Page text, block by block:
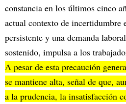
constancia en los últimos cinco
actual contexto de incertidumbre
persistente y una demanda
sostenido, impulsa a los
A pesar de esta precaución
se mantiene alta, señal de que,
a la prudencia, la insatisfacción